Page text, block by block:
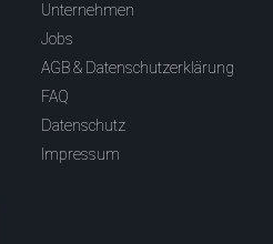
Unternehmen
Jobs
AGB & Datenschutzerklärung
FAQ
Datenschutz
Impressum